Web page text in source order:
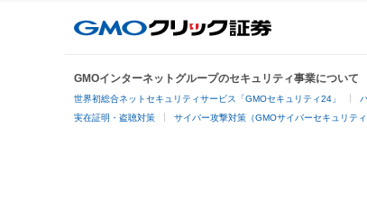
GMOインターネットグループのセキュリティ事業について
世界初総合ネットセキュリティサービス「GMOセキュリティ24」
実在証明・盗聴対策 サイバー攻撃対策（GMOサイバーセキュリティ